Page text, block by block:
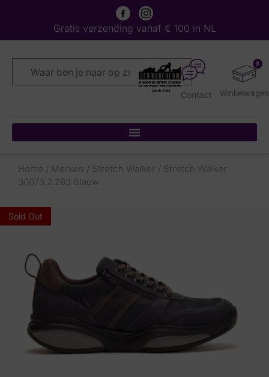
Gratis verzending vanaf € 100 in NL
0
Contact
Home / Merken / Stretch Walker / Stretch Walker
30073.2.293 Blauw
Sold Out